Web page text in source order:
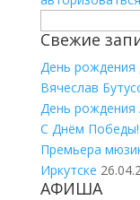
Свежие
День рождения
Вячеслав
День рождения
С Днём Победы!
Премьера
Иркутске
АФИША